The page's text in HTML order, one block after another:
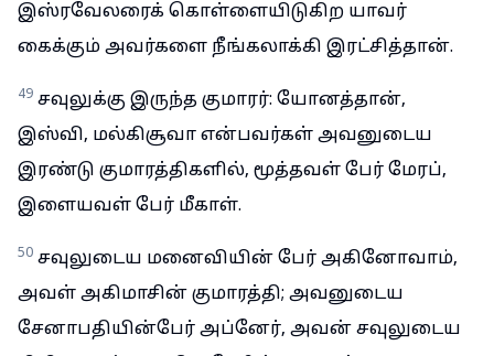
இஸ்ரவேலரைக் கொள்ளையிடுகிற யாவர்
கைக்கும் அவர்களை நீங்கலாக்கி இரட்சித்தான்.
49 சவுலுக்கு இருந்த குமாரர்: யோனத்தான்,
இஸ்வி, மல்கிசூவா என்பவர்கள் அவனுடைய
இரண்டு குமாரத்திகளில், மூத்தவள் பேர் மேரப்,
இளையவள் பேர் மீகாள்.
50 சவுலுடைய மனைவியின் பேர் அகினோவாம்,
அவள் அகிமாசின் குமாரத்தி; அவனுடைய
சேனாபதியின்பேர் அப்னேர், அவன் சவுலுடைய